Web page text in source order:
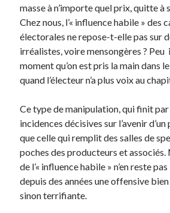
masse à n’importe quel prix, quitte à
Chez nous, l’« influence habile » des
électorales ne repose-t-elle pas sur
irréalistes, voire mensongères ?
moment qu’on est pris la main dans
quand l’électeur n’a plus voix au
Ce type de manipulation, qui finit
incidences décisives sur l’avenir
que celle qui remplit des salles de
poches des producteurs et associés.
de l’« influence habile » n’en reste
depuis des années une offensive
sinon terrifiante.